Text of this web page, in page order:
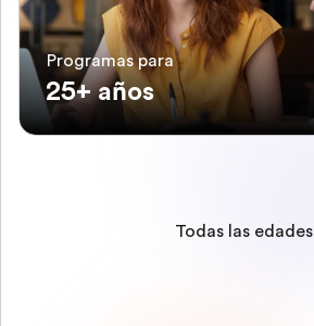
Programas para
25+ años
Todas las edades